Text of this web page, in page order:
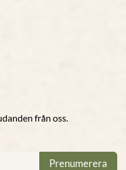
från oss.
Prenumerera